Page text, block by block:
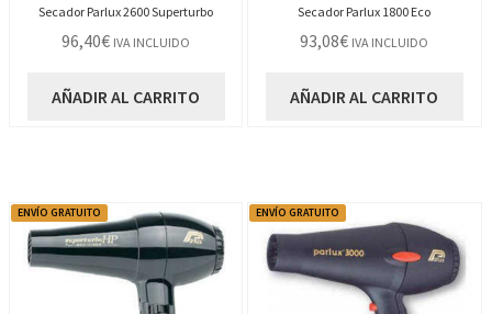
Secador Parlux 2600 Superturbo
96,40€ IVA INCLUIDO
AÑADIR AL CARRITO
Secador Parlux 1800 Eco
93,08€ IVA INCLUIDO
AÑADIR AL CARRITO
ENVÍO GRATUITO ENVÍO GRATUITO